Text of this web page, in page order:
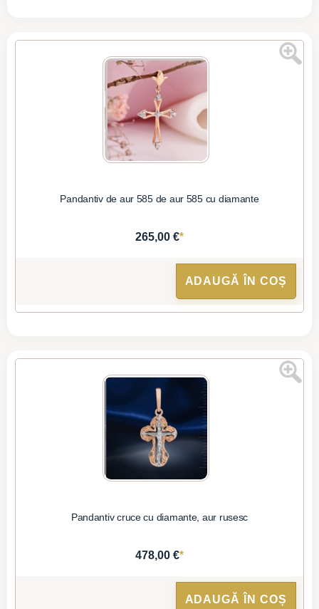
Pandantiv de aur 585 de aur 585 cu diamante
265,00 €*
ADAUGĂ ÎN COȘ
Pandantiv cruce cu diamante, aur rusesc
478,00 €*
ADAUGĂ ÎN COȘ